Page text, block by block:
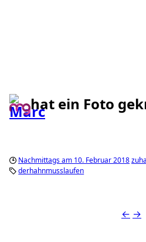
hat ein Foto
Nachmittags am 10. Februar 2018
derhahnmusslaufen
← →